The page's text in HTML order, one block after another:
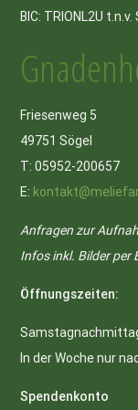
BIC: TRIONL2U
Friesenweg 5
49751 Sögel
T: 05952-200657
E:
Anfragen zur
Infos inkl. Bilder per
Öffnungszeiten:
In der Woche nur
Spendenkonto